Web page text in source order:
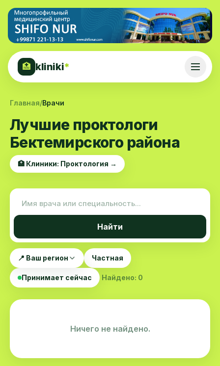
🏥 kliniki*
Главная/Врачи
Лучшие проктологи
Бектемирского района
🏥 Клиники: Проктология →
Найти
📍 Ваш регион Частная
Принимает сейчас Найдено: 0
Ничего не найдено.